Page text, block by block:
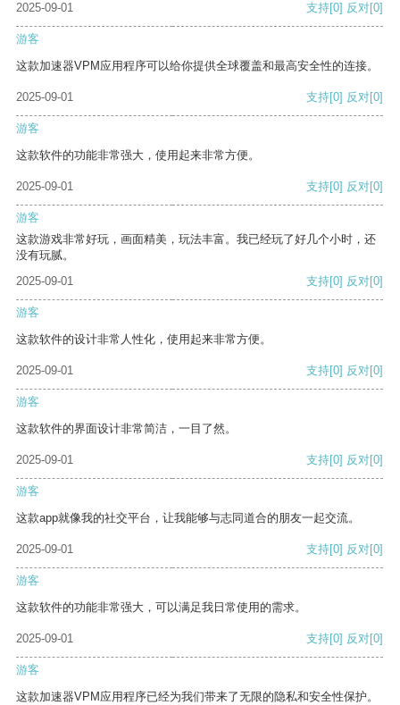
2025-09-01 支持[0] 反对[0]
游客
这款加速器VPM应用程序可以给你提供全球覆盖和最高安全性的连接。
2025-09-01 支持[0] 反对[0]
游客
这款软件的功能非常强大，使用起来非常方便。
2025-09-01 支持[0] 反对[0]
游客
这款游戏非常好玩，画面精美，玩法丰富。我已经玩了好几个小时，还
没有玩腻。
2025-09-01
支持[0] 反对[0]
游客
这款软件的设计非常人性化，使用起来非常方便。
2025-09-01 支持[0] 反对[0]
游客
这款软件的界面设计非常简洁，一目了然。
2025-09-01 支持[0] 反对[0]
游客
这款app就像我的社交平台，让我能够与志同道合的朋友一起交流。
2025-09-01 支持[0] 反对[0]
游客
这款软件的功能非常强大，可以满足我日常使用的需求。
2025-09-01 支持[0] 反对[0]
游客
这款加速器VPM应用程序已经为我们带来了无限的隐私和安全性保护。